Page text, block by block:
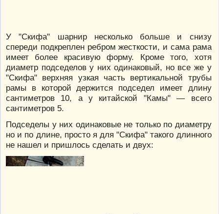
У "Скифа" шарнир несколько больше и снизу
спереди подкреплен ребром жесткости, и сама рама
имеет более красивую форму. Кроме того, хотя
диаметр подседелов у них одинаковый, но все же у
"Скифа" верхняя узкая часть вертикальной трубы
рамы в которой держится подседел имеет длину
сантиметров 10, а у китайской "Камы" — всего
сантиметров 5.
Подседелы у них одинаковые не только по диаметру
но и по длине, просто я для "Скифа" такого длинного
не нашел и пришлось сделать и двух: